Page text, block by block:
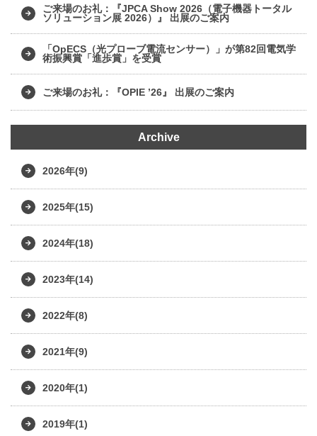
ご来場のお礼：『JPCA Show 2026（電子機器トータル
ソリューション展 2026）』 出展のご案内
「OpECS（光プローブ電流センサー）」が第82回電気学
術振興賞「進歩賞」を受賞
ご来場のお礼：『OPIE ’26』 出展のご案内
Archive
2026年(9)
2025年(15)
2024年(18)
2023年(14)
2022年(8)
2021年(9)
2020年(1)
2019年(1)